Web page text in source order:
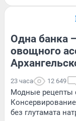
Одна банка
овощного
23 часа 12 649
Модные рецепты
без глутамата